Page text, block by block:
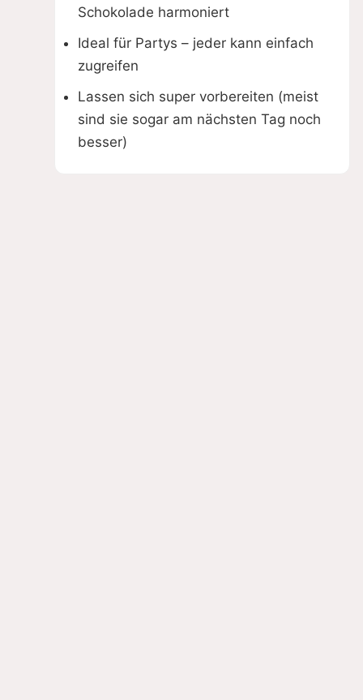
Schokolade harmoniert
Ideal für Partys – jeder kann einfach
zugreifen
Lassen sich super vorbereiten (meist
sind sie sogar am nächsten Tag noch
besser)